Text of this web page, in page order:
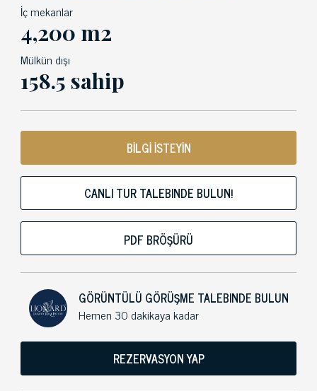
İç mekanlar
4,200 m2
Mülkün dışı
158.5 sahip
BİLGİ İSTEYİN
CANLI TUR TALEBINDE BULUN!
PDF BRÖŞÜRÜ
GÖRÜNTÜLÜ GÖRÜŞME TALEBINDE BULUN
Hemen 30 dakikaya kadar
REZERVASYON YAP